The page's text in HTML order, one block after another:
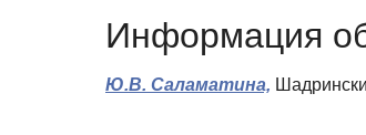
Информация
Ю.В. Саламатина,